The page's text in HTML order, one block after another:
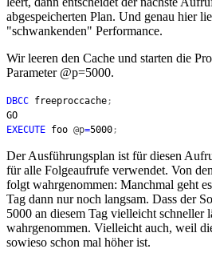
abgespeicherten Plan. Und genau hier
"schwankenden" Performance.
Wir leeren den Cache und starten die
Parameter @p=5000.
DBCC freeproccache ;
GO
EXECUTE foo @p=5000 ;
Der Ausführungsplan ist für diesen
für alle Folgeaufrufe verwendet. Von
folgt wahrgenommen: Manchmal geht
Tag dann nur noch langsam. Dass der
5000 an diesem Tag vielleicht schneller
wahrgenommen. Vielleicht auch, weil
sowieso schon mal höher ist.